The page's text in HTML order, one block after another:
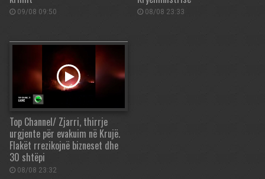
09/08 09:50 08/08 23:33
Top Channel/ Zjarri, thirrje
urgjente për evakuim në Krujë.
Flakët rrezikojnë bizneset dhe
30 shtëpi
08/08 23:32